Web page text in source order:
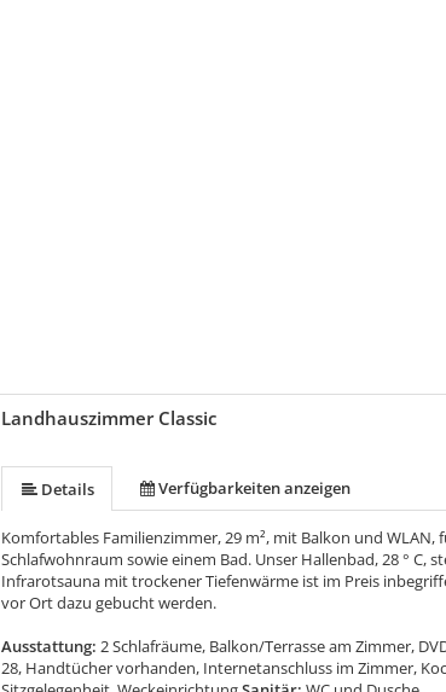
Landhauszimmer Classic
Details Verfügbarkeiten anzeigen
Komfortables Familienzimmer, 29 m², mit Balkon und
Schlafwohnraum sowie einem Bad. Unser Hallenbad, 28 °
Infrarotsauna mit trockener Tiefenwärme ist im Preis
vor Ort dazu gebucht werden.
Ausstattung: 2 Schlafräume, Balkon/Terrasse am Zimmer,
28, Handtücher vorhanden, Internetanschluss im Zimmer,